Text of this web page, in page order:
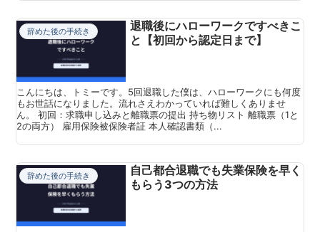
辞めた後の手続き
退職後にハローワークですべきこ
と【初回から認定日まで】
こんにちは、トミーです。5回退職した僕は、ハローワークにも何度
もお世話になりました。流れさえわかっていれば難しくありませ
ん。 初回：求職申し込みと離職票の提出 持ち物リスト 離職票（1と
2の両方） 雇用保険被保険者証 本人確認書類（...
辞めた後の手続き
自己都合退職でも失業保険を早く
もらう3つの方法